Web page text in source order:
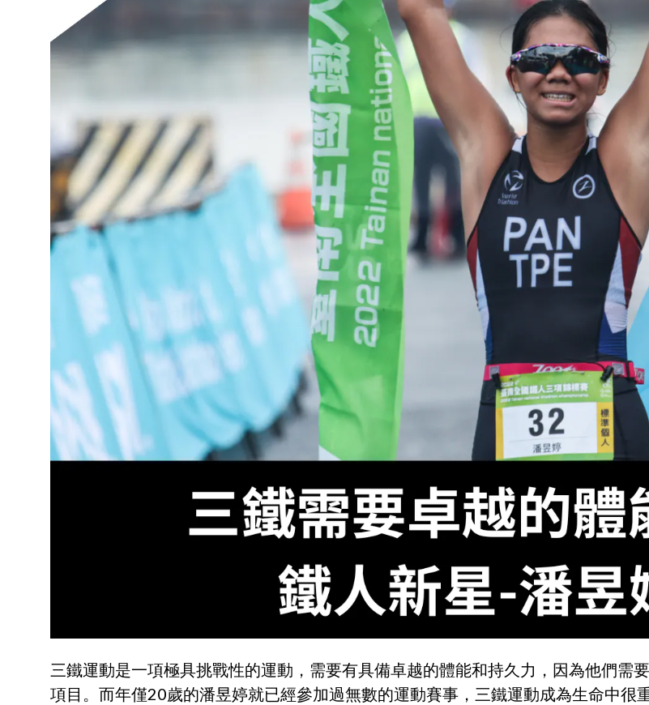
三鐵運動是一項極具挑戰性的運動，需要有具備卓越的體能和持久力，因為他們需
項目。而年僅20歲的潘昱婷就已經參加過無數的運動賽事，三鐵運動成為生命中很